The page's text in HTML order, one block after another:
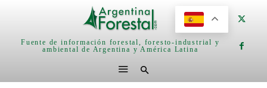
Fuente de información forestal, foresto-industrial y
ambiental de Argentina y América Latina